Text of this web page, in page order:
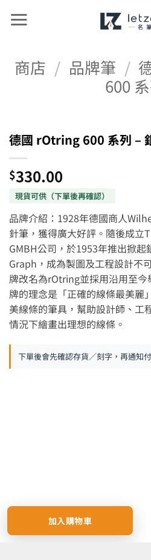
商店 / 品牌筆 /
600
德國 rOtring 600 系列 –
$330.00
品牌介紹：1928年德國商人
針筆，獲得廣大好評。隨後成立
GMBH公司，於1953年推出掀
Graph，成為製圖及工程設計不
牌改名為rOtring並採用沿用至
牌的理念是「正確的線條最美麗
美線條的筆具，幫助設計師、工
情況下繪畫出理想的線條。
下單後會先確認存貨／刻字，再通知
加入購物車